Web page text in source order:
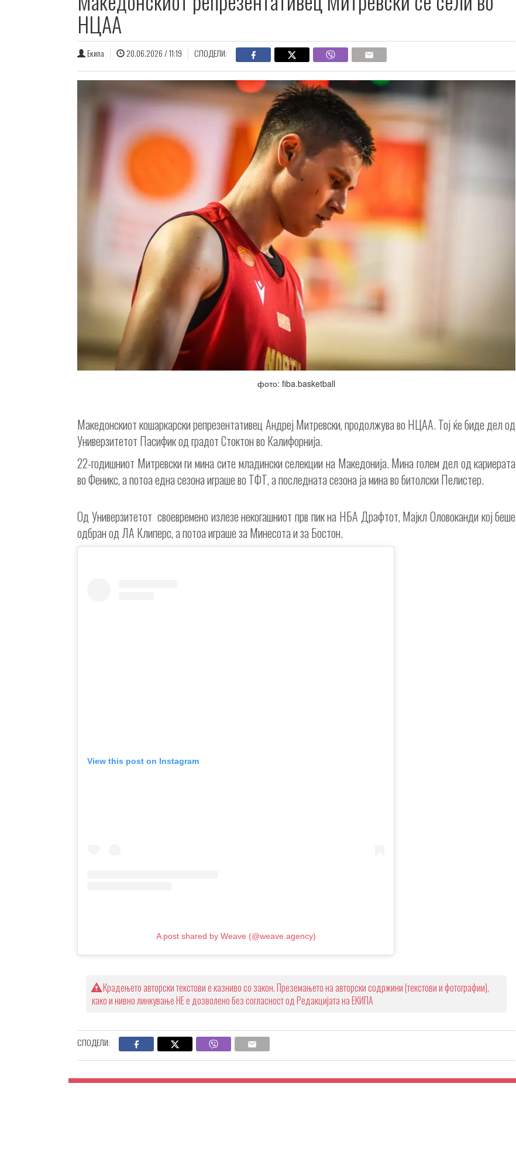
НЦАА
Екипа 20.06.2026 / 11:19 СПОДЕЛИ:
фото: fiba.basketball
Македонскиот кошаркарски репрезентативец Андреј Митревски, продолжува во НЦАА. Тој ќе биде дел од
Универзитетот Пасифик од градот Стоктон во Калифорнија.
22-годишниот Митревски ги мина сите младински селекции на Македонија. Мина голем дел од кариерата
во Феникс, а потоа една сезона играше во ТФТ, а последната сезона ја мина во битолски Пелистер.
Од Универзитетот своевремено излезе некогашниот прв пик на НБА Драфтот, Мајкл Оловоканди кој беше
одбран од ЛА Клиперс, а потоа играше за Минесота и за Бостон.
View this post on Instagram
A post shared by Weave (@weave.agency)
Крадењето авторски текстови е казниво со закон. Преземањето на авторски содржини (текстови и фотографии),
како и нивно линкување НЕ е дозволено без согласност од Редакцијата на ЕКИПА
СПОДЕЛИ: